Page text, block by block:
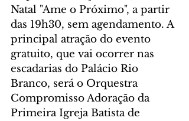
Natal "Ame o Próximo", a partir
das 19h30, sem agendamento. A
principal atração do evento
gratuito, que vai ocorrer nas
escadarias do Palácio Rio
Branco, será o Orquestra
Compromisso Adoração da
Primeira Igreja Batista de